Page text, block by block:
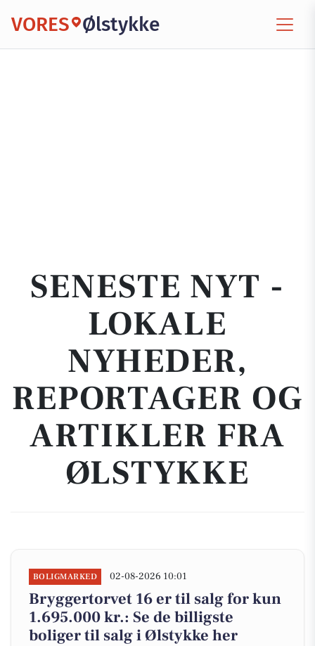
VORES Ølstykke
SENESTE NYT -
LOKALE
NYHEDER,
REPORTAGER OG
ARTIKLER FRA
ØLSTYKKE
BOLIGMARKED 02-08-2026 10:01
Bryggertorvet 16 er til salg for kun
1.695.000 kr.: Se de billigste
boliger til salg i Ølstykke her